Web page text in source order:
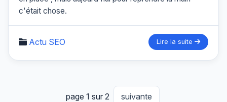
c'était chose.
Actu SEO Lire la suite
page 1 sur 2 suivante